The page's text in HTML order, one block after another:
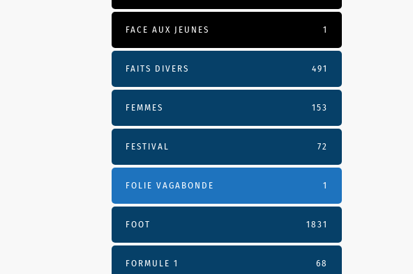
FACE AUX JEUNES 1
FAITS DIVERS 491
FEMMES 153
FESTIVAL 72
FOLIE VAGABONDE 1
FOOT 1831
FORMULE 1 68